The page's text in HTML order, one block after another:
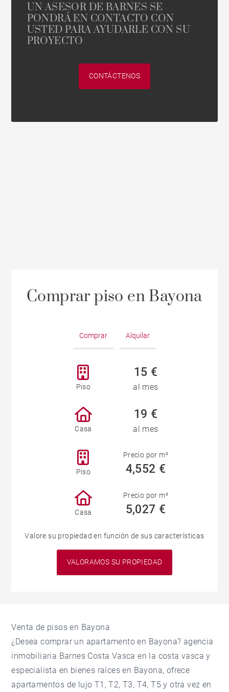
UN ASESOR DE BARNES SE
PONDRÁ EN CONTACTO CON
USTED PARA AYUDARLE CON SU
PROYECTO
CONTÁCTENOS
Comprar piso en Bayona
Comprar Alquilar
Piso
15 €
al mes
Casa
19 €
al mes
Piso
Precio por m²
4,552 €
Casa
Precio por m²
5,027 €
Valore su propiedad en función de sus características
VALORAMOS SU PROPIEDAD
Venta de pisos en Bayona
¿Desea comprar un apartamento en Bayona? agencia
inmobiliaria Barnes Costa Vasca en la costa vasca y
especialista en bienes raíces en Bayona, ofrece
apartamentos de lujo T1, T2, T3, T4, T5 y otra vez en